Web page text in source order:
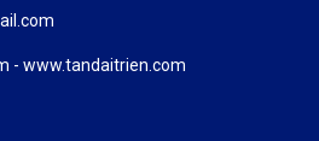
- www.tandaitrien.com